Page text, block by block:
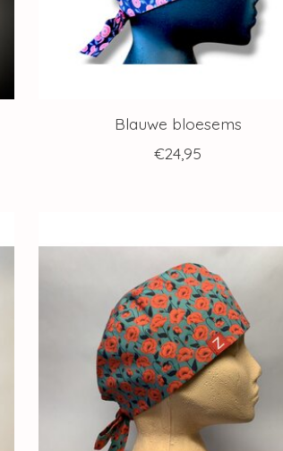
Blauwe bloesems
€24,95